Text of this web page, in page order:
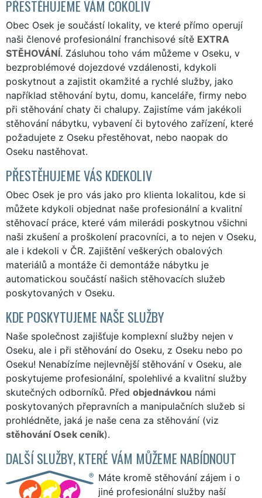
PŘESTĚHUJEME VÁM COKOLIV
Obec Osek je součástí lokality, ve které přímo operují
naši členové profesionální franchisové sítě EXTRA
STĚHOVÁNÍ. Zásluhou toho vám můžeme v Oseku, v
bezproblémové dojezdové vzdálenosti, kdykoli
poskytnout a zajistit okamžité a rychlé služby, jako
například stěhování bytu, domu, kanceláře, firmy nebo
při stěhování chaty či chalupy. Zajistíme vám jakékoli
stěhování nábytku, vybavení či bytového zařízení, které
požadujete z Oseku přestěhovat, nebo naopak do
Oseku nastěhovat.
PŘESTĚHUJEME VÁS KDEKOLIV
Obec Osek je pro vás jako pro klienta lokalitou, kde si
můžete kdykoli objednat naše profesionální a kvalitní
stěhovací práce, které vám milerádi poskytnou všichni
naši zkušení a proškolení pracovníci, a to nejen v Oseku,
ale i kdekoli v ČR. Zajištění veškerých obalových
materiálů a montáže či demontáže nábytku je
automatickou součástí našich stěhovacích služeb
poskytovaných v Oseku.
KDE POSKYTUJEME NAŠE SLUŽBY
Naše společnost zajišťuje komplexní služby nejen v
Oseku, ale i při stěhování do Oseku, z Oseku nebo po
Oseku! Nenabízíme nejlevnější stěhování v Oseku, ale
poskytujeme profesionální, spolehlivé a kvalitní služby
skutečných odborníků. Před objednávkou námi
poskytovaných přepravních a manipulačních služeb si
prohlédněte, jaká je naše cena za stěhování (viz
stěhování Osek ceník).
DALŠÍ SLUŽBY, KTERÉ VÁM MŮŽEME NABÍDNOUT
Máte kromě stěhování zájem i o
jiné profesionální služby naší